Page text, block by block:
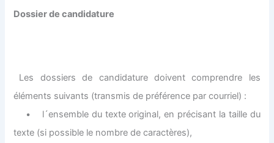
Dossier de candidature
Les dossiers de candidature doivent comprendre les
éléments suivants (transmis de préférence par courriel) :
• l´ensemble du texte original, en précisant la taille du
texte (si possible le nombre de caractères),